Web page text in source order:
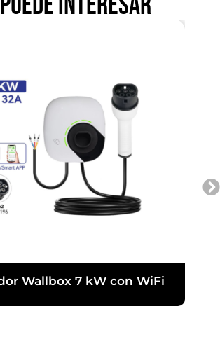
Wallbox 7 kW con WiFi